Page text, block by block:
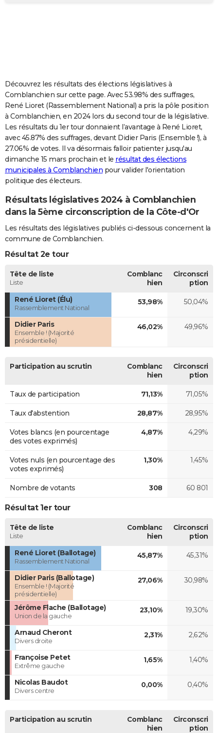
Carte de Noël
Carte Bonne année
Carte Saint-Valentin
Carte Pâques
Carte d'anniversaire
DICTIONNAIRE
Dictionnaire
Biographies
Citations
Expressions
Proverbes
PROGRAMME TV
COPAINS D'AVANT
S'inscrire
Se connecter
Lycées
Collèges
Primaires
Universités
Entreprises
Service militaire
Avis de recherche
AVIS DE DÉCÈS
FORUM
Découvrez les résultats des élections législatives à
Comblanchien sur cette page. Avec 53.98% des suffrages,
René Lioret (Rassemblement National) a pris la pôle position
à Comblanchien, en 2024 lors du second tour de la législative.
Les résultats du 1er tour donnaient l’avantage à René Lioret,
avec 45.87% des suffrages, devant Didier Paris (Ensemble !), à
27.06% de votes. Il va désormais falloir patienter jusqu'au
dimanche 15 mars prochain et le résultat des élections
municipales à Comblanchien pour valider l'orientation
politique des électeurs.
Résultats législatives 2024 à Comblanchien
dans la 5ème circonscription de la Côte-d'Or
Les résultats des législatives publiés ci-dessous concernent la
commune de Comblanchien.
Résultat 2e tour
Tête de liste
Liste
Comblanc
hien
Circonscri
ption
René Lioret (Élu)
Rassemblement National
53,98% 50,04%
Didier Paris
Ensemble ! (Majorité
présidentielle)
46,02% 49,96%
Participation au scrutin
Comblanc
hien
Circonscri
ption
Taux de participation 71,13% 71,05%
Taux d'abstention 28,87% 28,95%
Votes blancs (en pourcentage
des votes exprimés)
4,87% 4,29%
Votes nuls (en pourcentage des
votes exprimés)
1,30% 1,45%
Nombre de votants 308 60 801
Résultat 1er tour
Tête de liste
Liste
Comblanc
hien
Circonscri
ption
René Lioret (Ballotage)
Rassemblement National
45,87% 45,31%
Didier Paris (Ballotage)
Ensemble ! (Majorité
présidentielle)
27,06% 30,98%
Jérôme Flache (Ballotage)
Union de la gauche
23,10% 19,30%
Arnaud Cheront
Divers droite
2,31% 2,62%
Françoise Petet
Extrême gauche
1,65% 1,40%
Nicolas Baudot
Divers centre
0,00% 0,40%
Participation au scrutin
Comblanc
hien
Circonscri
ption